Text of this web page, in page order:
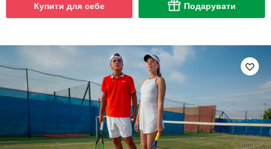
Купити для себе Подарувати